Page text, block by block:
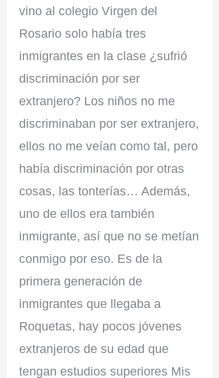
vino al colegio Virgen del
Rosario solo había tres
inmigrantes en la clase ¿sufrió
discriminación por ser
extranjero? Los niños no me
discriminaban por ser extranjero,
ellos no me veían como tal, pero
había discriminación por otras
cosas, las tonterías… Además,
uno de ellos era también
inmigrante, así que no se metían
conmigo por eso. Es de la
primera generación de
inmigrantes que llegaba a
Roquetas, hay pocos jóvenes
extranjeros de su edad que
tengan estudios superiores Mis